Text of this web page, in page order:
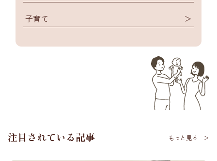
子育て ＞
注目されている記事 もっと見る ＞